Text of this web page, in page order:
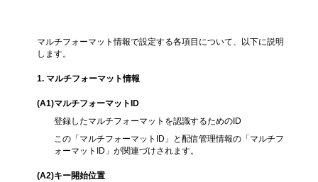
マルチフォーマット情報で設定する各項目について、以下に説明
します。
1. マルチフォーマット情報
(A1)マルチフォーマットID
登録したマルチフォーマットを認識するためのID
この「マルチフォーマットID」と配信管理情報の「マルチフ
ォーマットID」が関連づけされます。
(A2)キー開始位置